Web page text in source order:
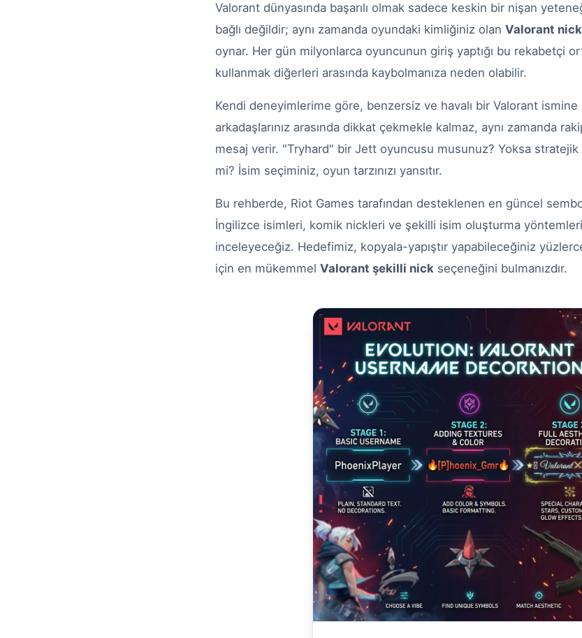
Valorant dünyasında başarılı olmak sadece keskin bir nişan
bağlı değildir; aynı zamanda oyundaki kimliğiniz olan Valorant
oynar. Her gün milyonlarca oyuncunun giriş yaptığı bu rekabetçi
kullanmak diğerleri arasında kaybolmanıza neden olabilir.
Kendi deneyimlerime göre, benzersiz ve havalı bir Valorant
arkadaşlarınız arasında dikkat çekmekle kalmaz, aynı zamanda
mesaj verir. "Tryhard" bir Jett oyuncusu musunuz? Yoksa
mi? İsim seçiminiz, oyun tarzınızı yansıtır.
Bu rehberde, Riot Games tarafından desteklenen en güncel
İngilizce isimleri, komik nickleri ve şekilli isim oluşturma
inceleyeceğiz. Hedefimiz, kopyala-yapıştır yapabileceğiniz
için en mükemmel Valorant şekilli nick seçeneğini bulmanızdır.